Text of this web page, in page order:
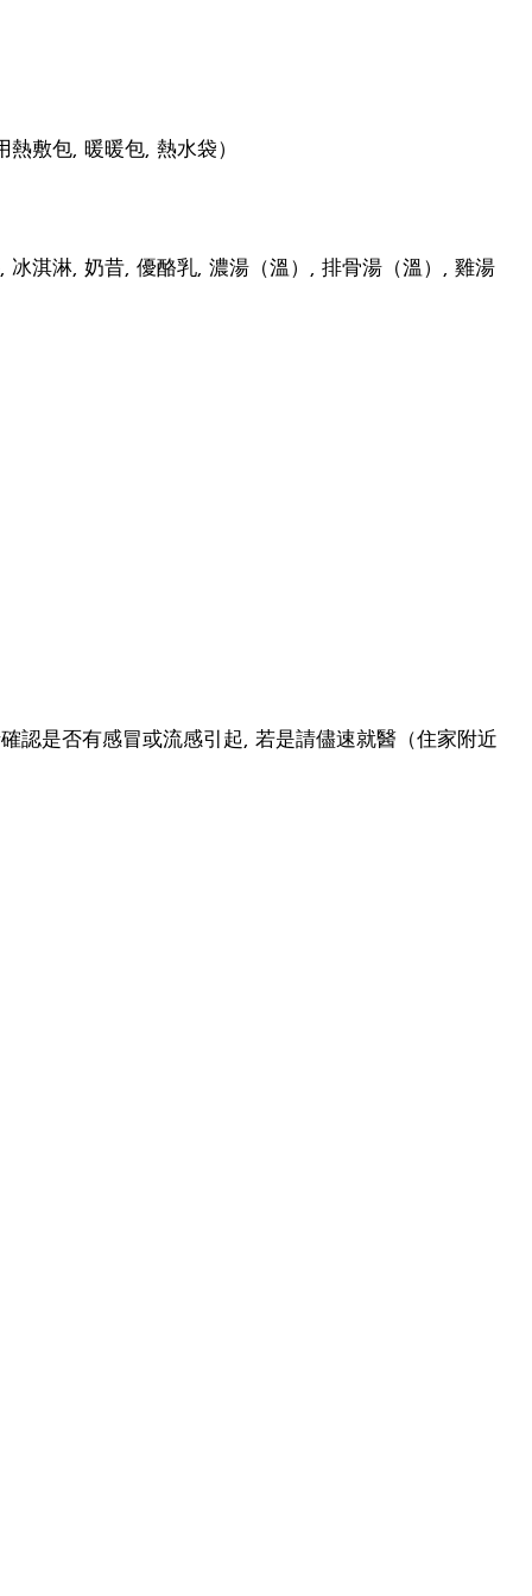
敷包, 暖暖包, 熱水袋）
淇淋, 奶昔, 優酪乳, 濃湯（溫）, 排骨湯（溫）, 雞湯
認是否有感冒或流感引起, 若是請儘速就醫（住家附近